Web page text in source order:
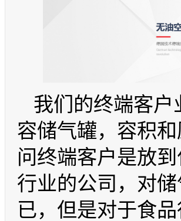
我们的终端客
容储气罐，容积
问终端客户是放
行业的公司，对
已，但是对于食